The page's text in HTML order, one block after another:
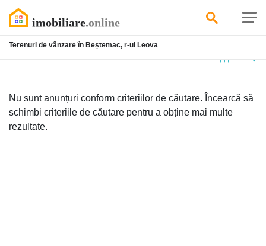
Terenuri de vânzare în Beștemac, r-ul Leova
Nu sunt anunțuri conform criteriilor de căutare. Încearcă să
schimbi criteriile de căutare pentru a obține mai multe
rezultate.